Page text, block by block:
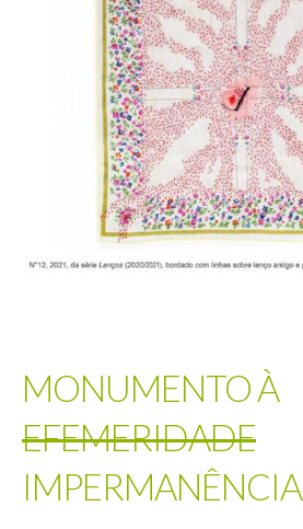
MONUMENTO À
EFEMERIDADE
IMPERMANÊNCIA